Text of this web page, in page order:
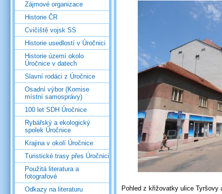
Pohled z křižovatky ulice Tyršovy
Zájmové organizace
Historie ČR
Cvičiště vojsk SS
Historie usedlostí v Úročnici
Historie území okolo
Úročnice v datech
Slavní rodáci z Úročnice
Osadní výbor (Komise
místní samosprávy)
100 let SDH Úročnice
Rybářský a ekologický
spolek Úročnice
Krajina v okolí Úročnice
Turistické trasy přes Úročnici
Použitá literatura a
fotografové
Odkazy na literaturu